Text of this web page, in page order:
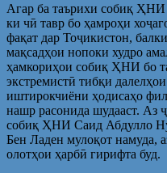
Агар ба таърихи собиқ ҲНИ
ки чӣ тавр бо ҳамроҳи
фақат дар Тоҷикистон,
мақсадҳои нопоки худро
ҳамкориҳои собиқ ҲНИ бо
экстремистӣ тибқи
иштирокчиёни ҳодисаҳо
нашр расонида шудааст. Аз
собиқ ҲНИ Саид Абдулло
Бен Ладен мулоқот намуда,
олотҳои ҳарбӣ гирифта буд.